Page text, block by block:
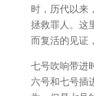
时，历代以来
拯救罪人。这
而复活的见证
七号吹响带进
六号和七号插